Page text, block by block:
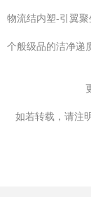
物流结内塑-引翼
个般级品的洁净递
如若转载，请注